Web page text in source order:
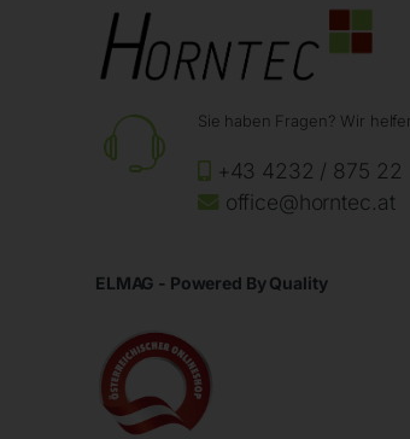
Sie haben Fragen? Wir
+43 4232 / 875 22
office@horntec.at
ELMAG - Powered By Quality